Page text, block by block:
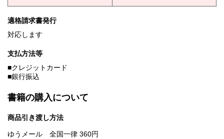
適格請求書発行
対応します
支払方法等
■クレジットカード
■銀行振込
書籍の購入について
商品引き渡し方法
ゆうメール 全国一律 360円